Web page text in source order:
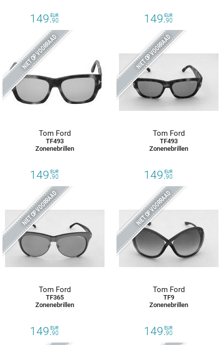
149.90
EUR 149.90
EUR
NIET OP VOORRAAD
Tom Ford
TF493
Zonenebrillen
149.90
EUR
NIET OP VOORRAAD
Tom Ford
TF493
Zonenebrillen
149.90
EUR
NIET OP VOORRAAD
Tom Ford
TF365
Zonenebrillen
149.90
EUR
NIET OP VOORRAAD
Tom Ford
TF9
Zonenebrillen
149.90
EUR